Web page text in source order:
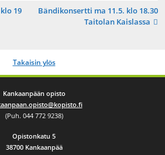
19
Bändikonsertti ma 11.5. klo 18.30
Taitolan Kaislassa
Takaisin ylös
Kankaanpään opisto
(Puh. 044 772 9238)
Opistonkatu 5
38700 Kankaanpää